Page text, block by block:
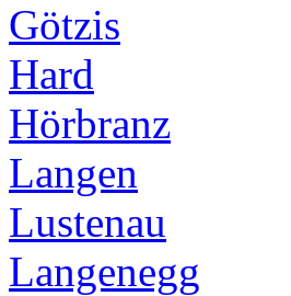
Götzis
Hard
Hörbranz
Langen
Lustenau
Langenegg